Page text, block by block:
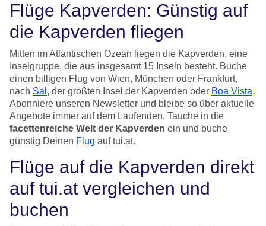
Flüge Kapverden: Günstig auf
die Kapverden fliegen
Mitten im Atlantischen Ozean liegen die Kapverden, eine
Inselgruppe, die aus insgesamt 15 Inseln besteht. Buche
einen billigen Flug von Wien, München oder Frankfurt,
nach Sal , der größten Insel der Kapverden oder Boa Vista.
Abonniere unseren Newsletter und bleibe so über aktuelle
Angebote immer auf dem Laufenden. Tauche in die
facettenreiche Welt der Kapverden ein und buche
günstig Deinen Flug auf tui.at.
Flüge auf die Kapverden direkt
auf tui.at vergleichen und
buchen